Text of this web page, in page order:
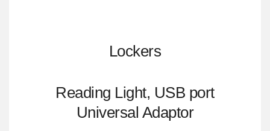
Lockers
Reading Light, USB port
Universal Adaptor